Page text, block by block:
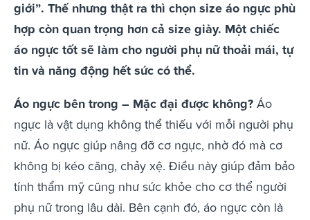
giới”. Thế nhưng thật ra thì chọn size áo ngực phù
hợp còn quan trọng hơn cả size giày. Một chiếc
áo ngực tốt sẽ làm cho người phụ nữ thoải mái, tự
tin và năng động hết sức có thể.
Áo ngực bên trong – Mặc đại được không? Áo
ngực là vật dụng không thể thiếu với mỗi người phụ
nữ. Áo ngực giúp nâng đỡ cơ ngực, nhờ đó mà cơ
không bị kéo căng, chảy xệ. Điều này giúp đảm bảo
tính thẩm mỹ cũng như sức khỏe cho cơ thể người
phụ nữ trong lâu dài. Bên cạnh đó, áo ngực còn là